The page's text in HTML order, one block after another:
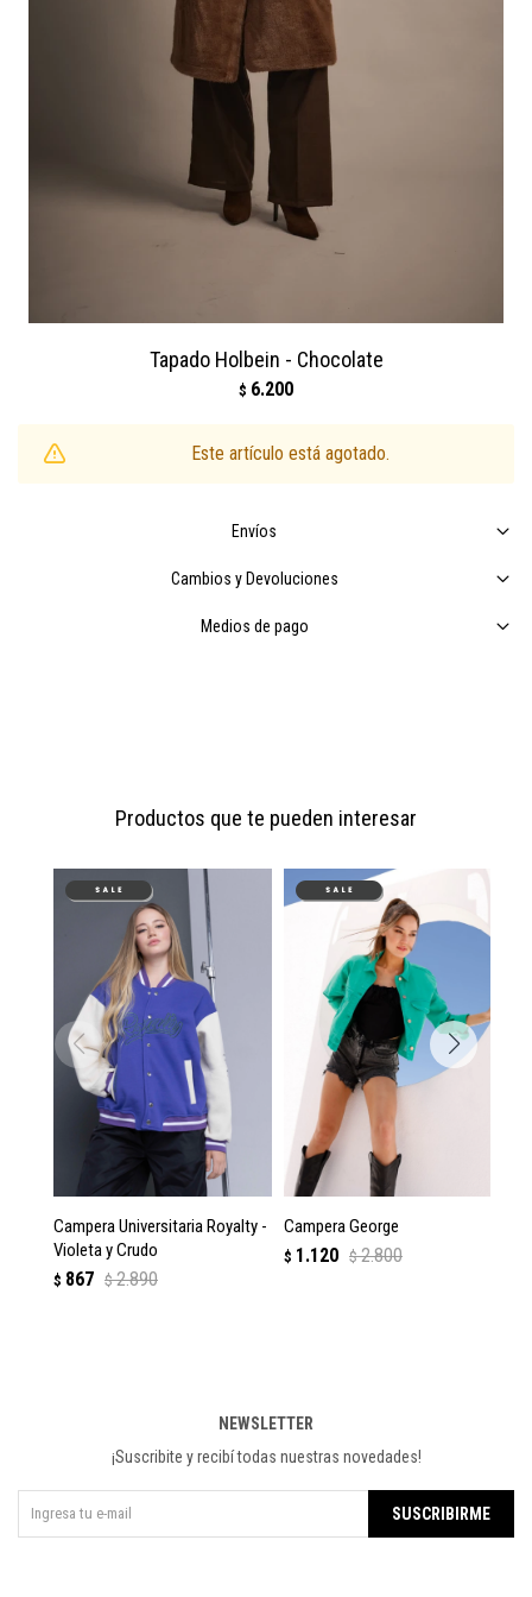
Tapado Holbein - Chocolate
$ 6.200
Este artículo está agotado.
Envíos
Cambios y Devoluciones
Medios de pago
Productos que te pueden interesar
Campera Universitaria Royalty -
Violeta y Crudo
$ 867 $ 2.890
Campera George
$ 1.120 $ 2.800
NEWSLETTER
¡Suscribite y recibí todas nuestras novedades!
SUSCRIBIRME